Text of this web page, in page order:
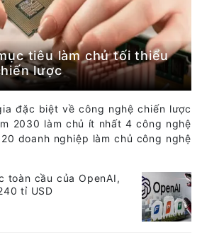
tiêu làm chủ tối thiểu
lược
đặc biệt về công nghệ chiến lược
2030 làm chủ ít nhất 4 công nghệ
doanh nghiệp làm chủ công nghệ
toàn cầu của OpenAI,
tỉ USD